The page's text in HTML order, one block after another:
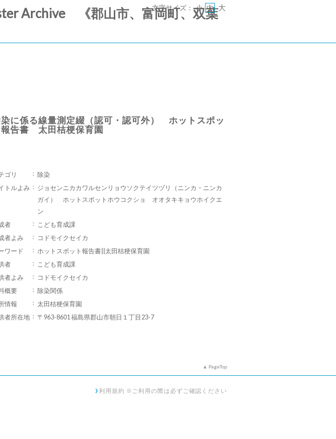
Archive 《郡山市、富岡町、双葉
文字サイズ： 小 中 大
に係る線量測定綴（認可・認可外） ホットスポッ
報告書 太田桔梗保育園
ゴリ
除染
トルよみ
ジョセンニカカワルセンリョウソクテイツヅリ（ニンカ・ニンカ
ガイ） ホットスポットホウコクショ オオタキキョウホイクエ
ン
者
こども育成課
者よみ
コドモイクセイカ
ワード
ホットスポット報告書||太田桔梗保育園
者
こども育成課
者よみ
コドモイクセイカ
概要
除染関係
情報
太田桔梗保育園
者所在地
〒963-8601 福島県郡山市朝日１丁目23-7
PageTop
利用規約 ※ご利用の際は必ずご確認ください